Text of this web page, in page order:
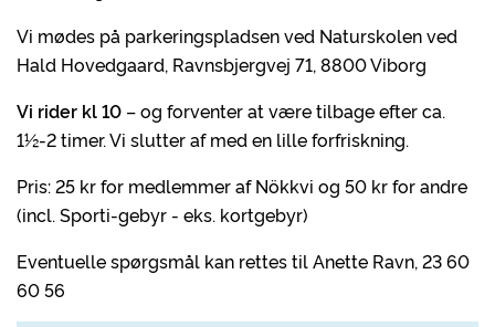
Vi mødes på parkeringspladsen ved Naturskolen ved
Hald Hovedgaard, Ravnsbjergvej 71, 8800 Viborg
Vi rider kl 10 – og forventer at være tilbage efter ca.
1½-2 timer. Vi slutter af med en lille forfriskning.
Pris: 25 kr for medlemmer af Nökkvi og 50 kr for andre
(incl. Sporti-gebyr - eks. kortgebyr)
Eventuelle spørgsmål kan rettes til Anette Ravn, 23 60
60 56